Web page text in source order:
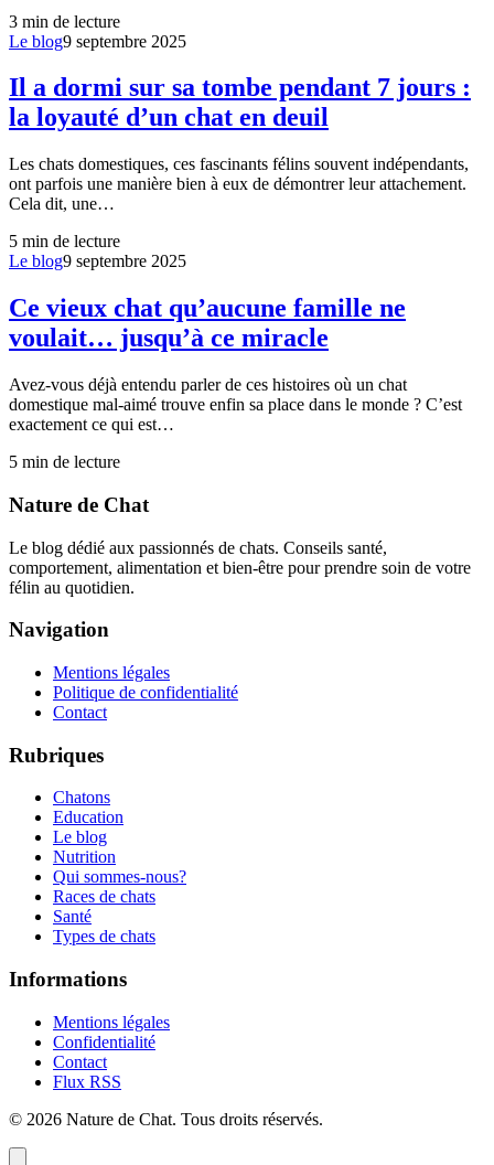
3 min de lecture
Le blog9 septembre 2025
Il a dormi sur sa tombe pendant 7 jours :
la loyauté d’un chat en deuil
Les chats domestiques, ces fascinants félins souvent indépendants,
ont parfois une manière bien à eux de démontrer leur attachement.
Cela dit, une…
5 min de lecture
Le blog9 septembre 2025
Ce vieux chat qu’aucune famille ne
voulait… jusqu’à ce miracle
Avez-vous déjà entendu parler de ces histoires où un chat
domestique mal-aimé trouve enfin sa place dans le monde ? C’est
exactement ce qui est…
5 min de lecture
Nature de Chat
Le blog dédié aux passionnés de chats. Conseils santé,
comportement, alimentation et bien-être pour prendre soin de votre
félin au quotidien.
Navigation
Mentions légales
Politique de confidentialité
Contact
Rubriques
Chatons
Education
Le blog
Nutrition
Qui sommes-nous?
Races de chats
Santé
Types de chats
Informations
Mentions légales
Confidentialité
Contact
Flux RSS
© 2026 Nature de Chat. Tous droits réservés.